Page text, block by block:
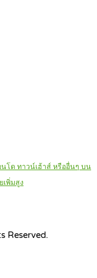
โด ทาวน์เฮ้าส์ หรืออื่นๆ บน
เพิ่มสูง
Reserved.